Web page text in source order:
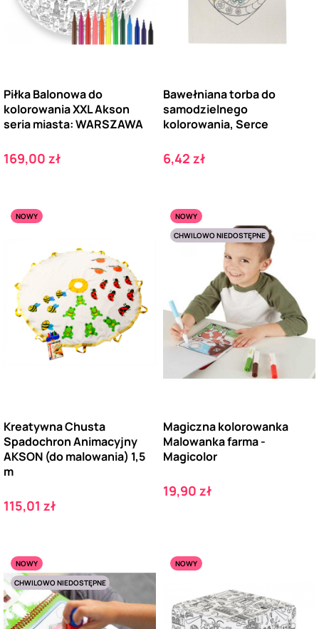
Piłka Balonowa do
kolorowania XXL Akson
seria miasta: WARSZAWA
Cena
169,00 zł
Bawełniana torba do
samodzielnego
kolorowania, Serce
Cena
6,42 zł
NOWY
Kreatywna Chusta
Spadochron Animacyjny
AKSON (do malowania) 1,5
m
Cena
115,01 zł
NOWY
CHWILOWO NIEDOSTĘPNE
Magiczna kolorowanka
Malowanka farma -
Magicolor
Cena
19,90 zł
NOWY
CHWILOWO NIEDOSTĘPNE
NOWY